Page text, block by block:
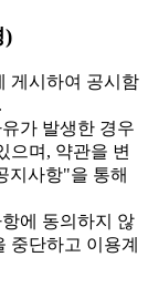
)
게시하여 공시함
가 발생한 경우
으며, 약관을 변
지사항"을 통해
에 동의하지 않
중단하고 이용계